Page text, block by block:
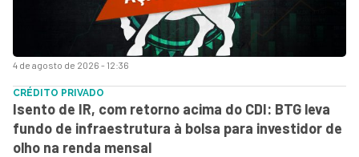
4 de agosto de 2026 - 12:36
CRÉDITO PRIVADO
Isento de IR, com retorno acima do CDI: BTG leva
fundo de infraestrutura à bolsa para investidor de
olho na renda mensal